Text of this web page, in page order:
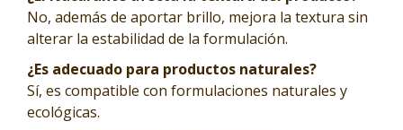
No, además de aportar brillo, mejora la textura sin
alterar la estabilidad de la formulación.
¿Es adecuado para productos naturales?
Sí, es compatible con formulaciones naturales y
ecológicas.